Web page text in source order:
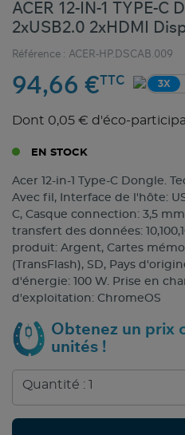
ACER 12-IN-1 TYPE-C
2xUSB2.0 2xHDMI
Référence : ACER-HP.DSCAB.009
94,66 €TTC 3X
Dont 0,05 € d'éco-
EN STOCK
Acer 12-in-1 Type-C Dongle.
Avec fil, Interface de l'hôte:
C, Casque connection: 3,5
transfert des données:
produit: Argent, Cartes
(TransFlash), SD, Pays
d'énergie: 100 W. Prise en
d'exploitation: ChromeOS
Obtenez un prix
unités !